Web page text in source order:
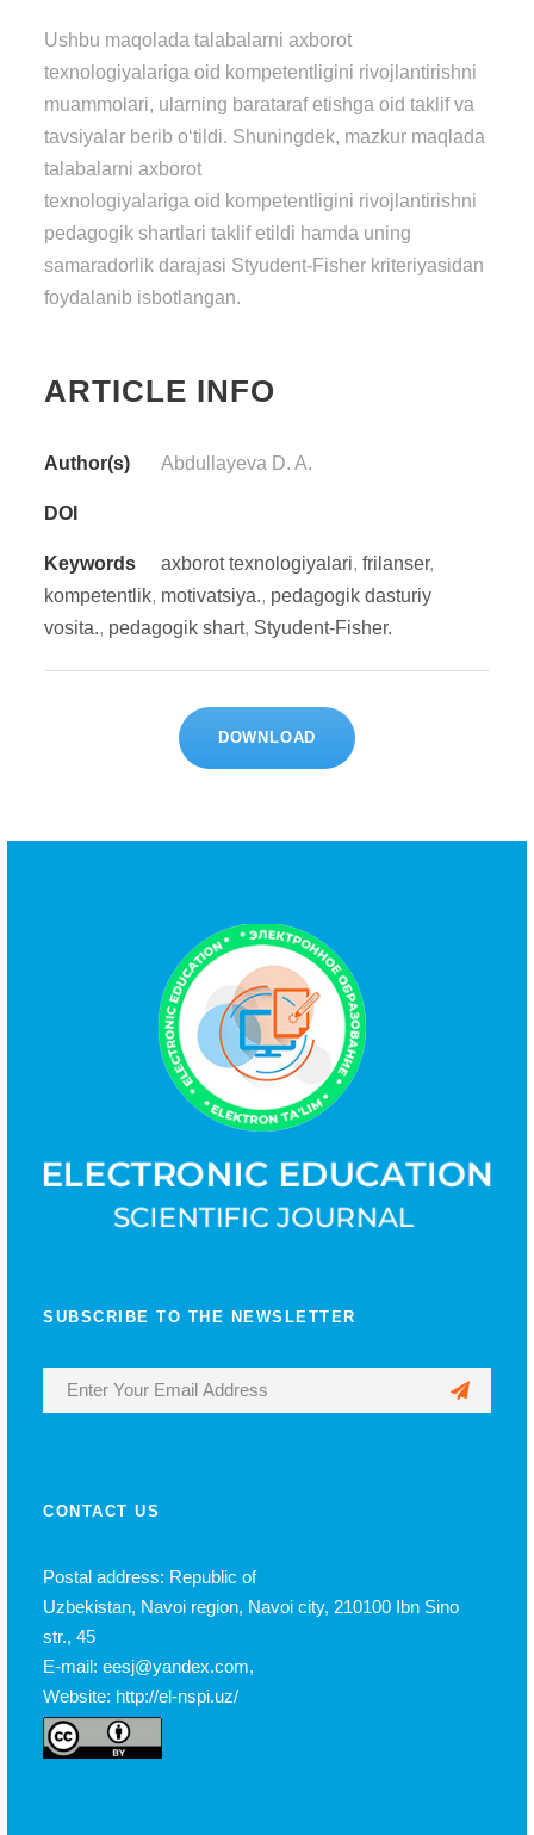
Ushbu maqolada talabalarni axborot
texnologiyalariga oid kompetentligini rivojlantirishni
muammolari, ularning barataraf etishga oid taklif va
tavsiyalar berib o‘tildi. Shuningdek, mazkur maqlada
talabalarni axborot
texnologiyalariga oid kompetentligini rivojlantirishni
pedagogik shartlari taklif etildi hamda uning
samaradorlik darajasi Styudent-Fisher kriteriyasidan
foydalanib isbotlangan.
ARTICLE INFO
Author(s) Abdullayeva D. A.
DOI
Keywords axborot texnologiyalari, frilanser,
kompetentlik, motivatsiya., pedagogik dasturiy
vosita., pedagogik shart, Styudent-Fisher.
DOWNLOAD
SUBSCRIBE TO THE NEWSLETTER
CONTACT US
Postal address: Republic of
Uzbekistan, Navoi region, Navoi city, 210100 Ibn Sino
str., 45
E-mail: eesj@yandex.com,
Website: http://el-nspi.uz/